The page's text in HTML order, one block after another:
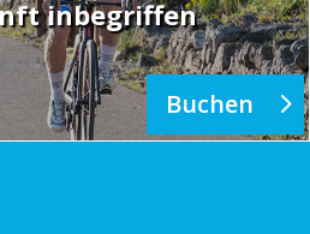
inbegriffen
Buchen